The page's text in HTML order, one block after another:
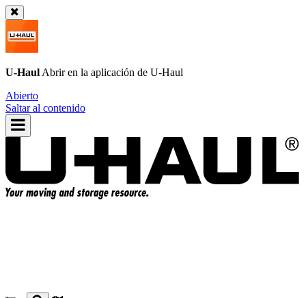
U-Haul Abrir en la aplicación de U-Haul
Abierto
Saltar al contenido